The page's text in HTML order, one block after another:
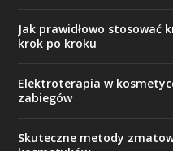
Jak prawidłowo stosować
krok po kroku
Elektroterapia w
zabiegów
Skuteczne metody